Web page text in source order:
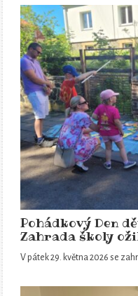
Pohádkový Den
Zahrada školy
V pátek 29. května 2026 se